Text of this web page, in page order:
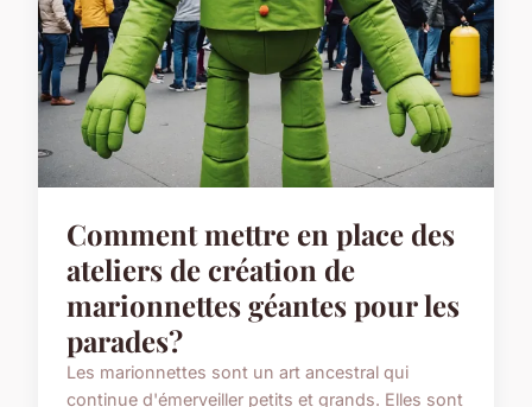
Comment mettre en place des
ateliers de création de
marionnettes géantes pour les
parades?
Les marionnettes sont un art ancestral qui
continue d'émerveiller petits et grands. Elles sont